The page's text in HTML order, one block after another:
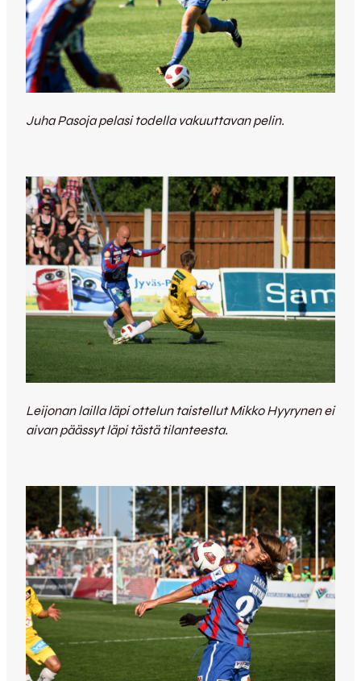
Juha Pasoja pelasi todella vakuuttavan pelin.
Leijonan lailla läpi ottelun taistellut Mikko Hyyrynen ei
aivan päässyt läpi tästä tilanteesta.